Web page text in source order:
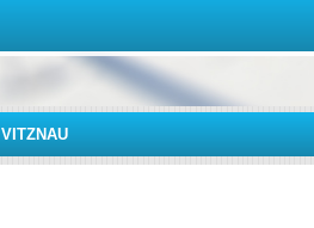
VITZNAU